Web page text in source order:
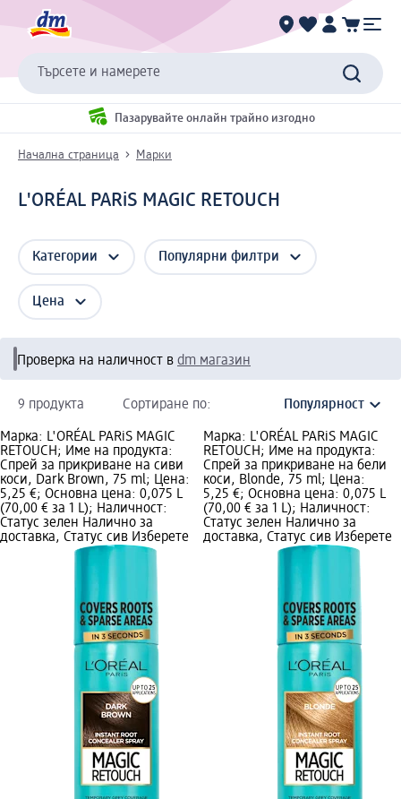
Търсете и намерете
Пазарувайте онлайн трайно изгодно
Начална страница Марки
L'ORÉAL PARiS MAGIC RETOUCH
Категории Популярни филтри
Цена
Проверка на наличност в dm магазин
9 продукта Сортиране по:
Марка: L'ORÉAL PARiS MAGIC
RETOUCH; Име на продукта:
Спрей за прикриване на сиви
коси, Dark Brown, 75 ml; Цена:
5,25 €; Основна цена: 0,075 L
(70,00 € за 1 L); Наличност:
Статус зелен Налично за
доставка, Статус сив Изберете
Марка: L'ORÉAL PARiS MAGIC
RETOUCH; Име на продукта:
Спрей за прикриване на бели
коси, Blonde, 75 ml; Цена:
5,25 €; Основна цена: 0,075 L
(70,00 € за 1 L); Наличност:
Статус зелен Налично за
доставка, Статус сив Изберете